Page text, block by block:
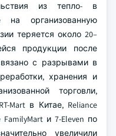
из тепло- в
на организованную
теряется около 20–
продукции после
с разрывами в
хранения и
торговли,
Mart в Китае, Reliance
и 7-Eleven по
увеличили